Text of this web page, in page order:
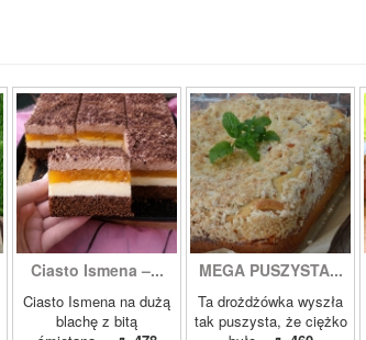
Ciasto Ismena –...
Ciasto Ismena na dużą
blachę z bitą
MEGA PUSZYSTA...
Ta drożdżówka wyszła
tak puszysta, że ciężko